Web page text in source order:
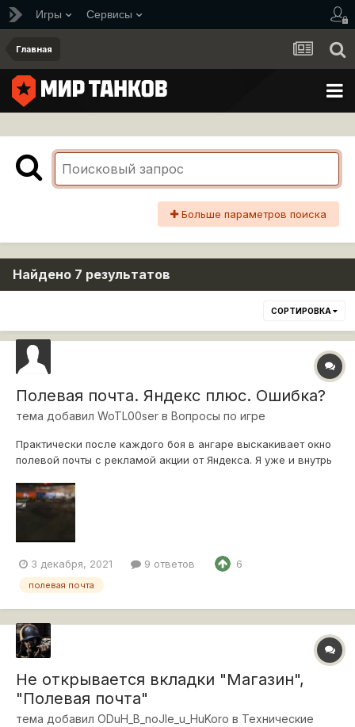
Игры Сервисы
Главная
Больше параметров поиска
Найдено 7 результатов
СОРТИРОВКА
Полевая почта. Яндекс плюс. Ошибка?
тема добавил WoTL00ser в Вопросы по игре
Практически после каждого боя в ангаре выскакивает окно
полевой почты с рекламой акции от Яндекса. Я уже и внутрь
акцией горит красный восклицательный знак и спустя
некоторое кол-во боев (не замерял, но иногда может и
3 декабря, 2021 9 ответов 6
полевая почта
Не открывается вкладки "Магазин",
"Полевая почта"
тема добавил ODuH_B_noJIe_u_HuKoro в Технические